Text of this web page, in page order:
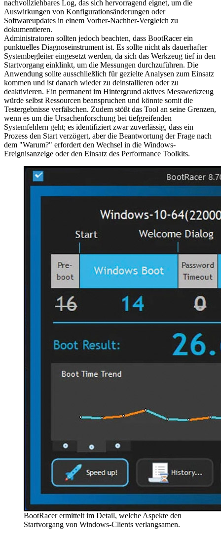
nachvollziehbares Log, das sich hervorragend eignet, um die
Auswirkungen von Konfigurationsänderungen oder
Softwareupdates in einem Vorher-Nachher-Vergleich zu
dokumentieren.
Administratoren sollten jedoch beachten, dass BootRacer ein
punktuelles Diagnoseinstrument ist. Es sollte nicht als dauerhafter
Systembegleiter eingesetzt werden, da sich das Werkzeug tief in den
Startvorgang einklinkt, um die Messungen durchzuführen. Die
Anwendung sollte ausschließlich für gezielte Analysen zum Einsatz
kommen und ist danach wieder zu deinstallieren oder zu
deaktivieren. Ein permanent im Hintergrund aktives Messwerkzeug
würde selbst Ressourcen beanspruchen und könnte somit die
Testergebnisse verfälschen. Zudem stößt das Tool an seine Grenzen,
wenn es um die Ursachenforschung bei tiefgreifenden
Systemfehlern geht; es identifiziert zwar zuverlässig, dass ein
Prozess den Start verzögert, aber die Beantwortung der Frage nach
dem "Warum?" erfordert den Wechsel in die Windows-
Ereignisanzeige oder den Einsatz des Performance Toolkits.
BootRacer ermittelt im Detail, welche Aspekte den
Startvorgang von Windows-Clients verlangsamen.